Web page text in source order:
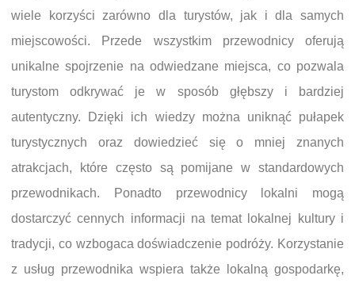
wiele korzyści zarówno dla turystów, jak i dla samych
miejscowości. Przede wszystkim przewodnicy oferują
unikalne spojrzenie na odwiedzane miejsca, co pozwala
turystom odkrywać je w sposób głębszy i bardziej
autentyczny. Dzięki ich wiedzy można uniknąć pułapek
turystycznych oraz dowiedzieć się o mniej znanych
atrakcjach, które często są pomijane w standardowych
przewodnikach. Ponadto przewodnicy lokalni mogą
dostarczyć cennych informacji na temat lokalnej kultury i
tradycji, co wzbogaca doświadczenie podróży. Korzystanie
z usług przewodnika wspiera także lokalną gospodarkę,